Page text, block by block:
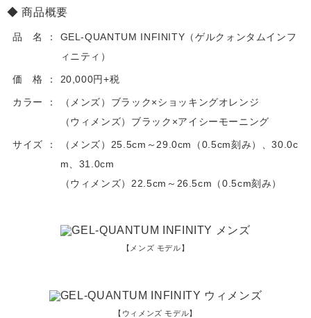
商品概要
品 名
GEL-QUANTUM INFINITY（ゲルクォンタムインフ
ィニティ）
価 格 20,000円+税
カラー
（メンズ）ブラック×ショッキングオレンジ
（ウィメンズ）ブラック×アイシーモーニング
サイズ
（メンズ）25.5cm～29.0cm（0.5cm刻み）、30.0c
m、31.0cm
（ウィメンズ）22.5cm～26.5cm（0.5cm刻み）
【メンズ モデル】
【ウィメンズ モデル】